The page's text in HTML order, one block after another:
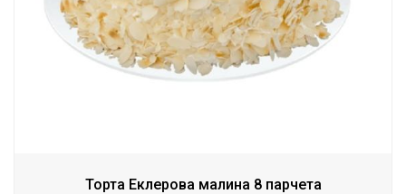
Торта Еклерова малина 8 парчета